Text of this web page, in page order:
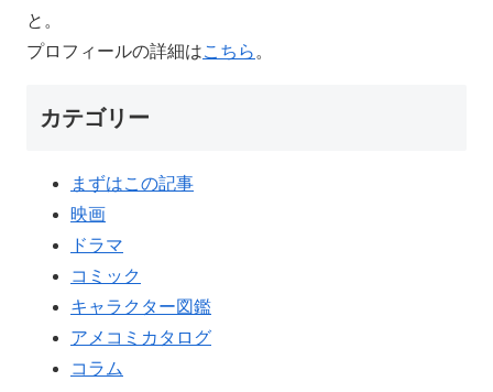
と。
プロフィールの詳細はこちら 。
カテゴリー
まずはこの記事
映画
ドラマ
コミック
キャラクター図鑑
アメコミカタログ
コラム